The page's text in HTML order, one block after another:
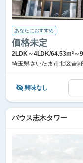
あなたにおすすめ
価格未定
2LDK～4LDK/64.53m²～
埼玉県さいたま市北区吉
興味なし
バウス志木タワー